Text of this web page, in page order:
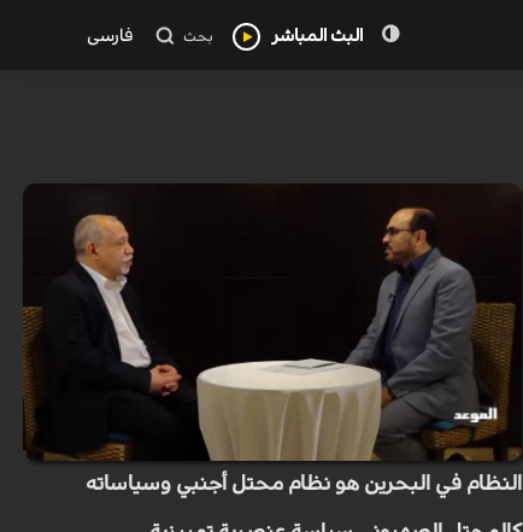
البث المباشر بحث فارسی
النظام في البحرين هو نظام محتل أجنبي وسياساته